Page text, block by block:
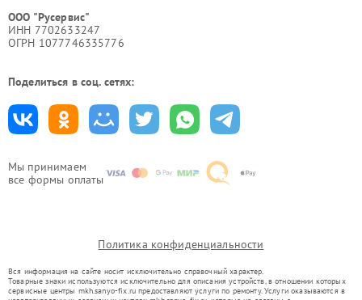
Мы принимаем
все формы оплаты
ООО "Русервис"
ИНН 7702633247
ОГРН 1077746335776
Поделиться в соц. сетях:
Политика конфиденциальности
Вся информация на сайте носит исключительно справочный характер.
Товарные знаки используются исключительно для описания устройств, в отношении которых
сервисные центры mkh.sanyo-fix.ru предоставляют услуги по ремонту. Услуги оказываются в